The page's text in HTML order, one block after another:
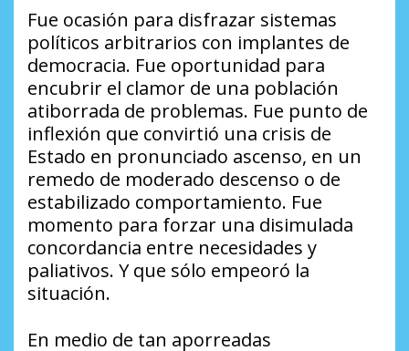
Fue ocasión para disfrazar sistemas
políticos arbitrarios con implantes de
democracia. Fue oportunidad para
encubrir el clamor de una población
atiborrada de problemas. Fue punto de
inflexión que convirtió una crisis de
Estado en pronunciado ascenso, en un
remedo de moderado descenso o de
estabilizado comportamiento. Fue
momento para forzar una disimulada
concordancia entre necesidades y
paliativos. Y que sólo empeoró la
situación.
En medio de tan aporreadas